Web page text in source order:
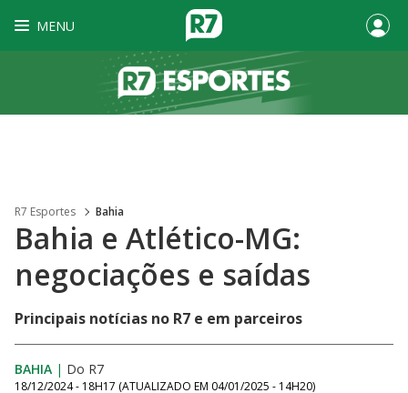
MENU
R7 Esportes Bahia
Bahia e Atlético-MG:
negociações e saídas
Principais notícias no R7 e em parceiros
BAHIA | Do R7
18/12/2024 - 18H17 (ATUALIZADO EM 04/01/2025 - 14H20)